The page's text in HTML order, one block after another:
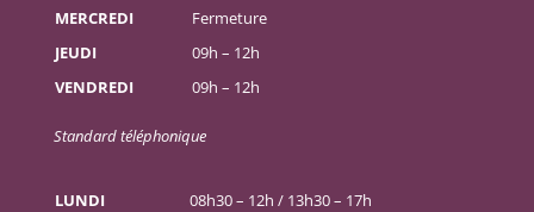
MERCREDI
Fermeture
JEUDI
09h – 12h
VENDREDI
09h – 12h
Standard téléphonique
LUNDI
08h30 – 12h / 13h30 – 17h